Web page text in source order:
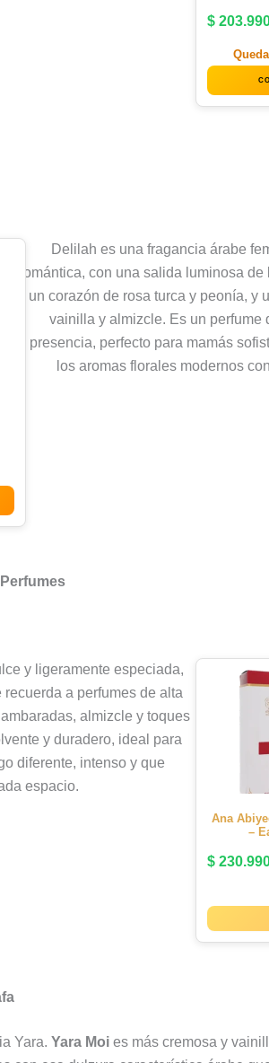
$
Delilah es una fragancia árabe
romántica, con una salida luminosa
un corazón de rosa turca y peonía, y
vainilla y almizcle. Es un perfume
presencia, perfecto para mamás
los aromas florales modernos
y ligeramente especiada,
a perfumes de alta
almizcle y toques
y duradero, ideal para
diferente, intenso y que
espacio.
Ana
–
$
Yara. Yara Moi es más cremosa y